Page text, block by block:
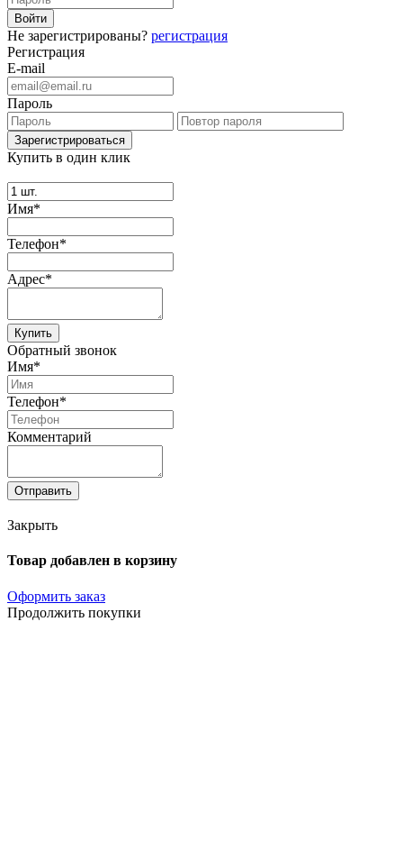
Не зарегистрированы? регистрация
Регистрация
E-mail
Пароль
Купить в один клик
Имя*
Телефон*
Адрес*
Купить
Обратный звонок
Имя*
Телефон*
Комментарий
Отправить
Закрыть
Товар добавлен в корзину
Оформить заказ
Продолжить покупки